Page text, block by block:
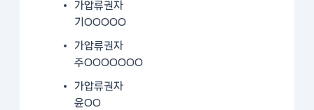
가압류권자
기OOOOO
가압류권자
주OOOOOOO
가압류권자
윤OO